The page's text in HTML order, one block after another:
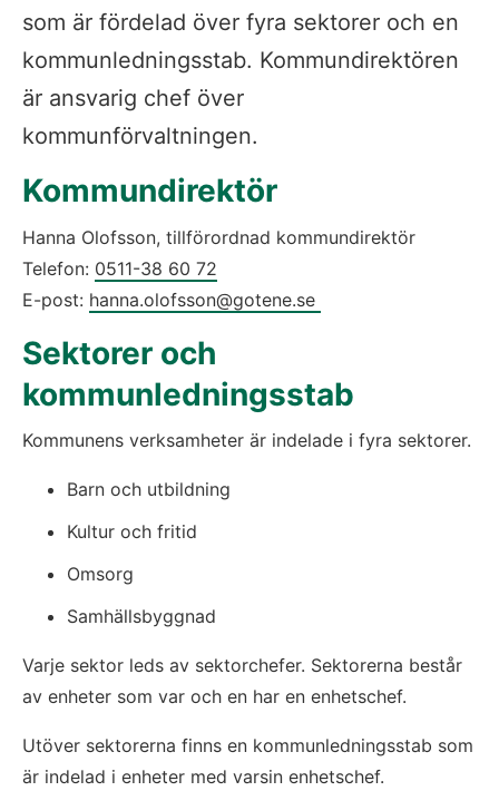
som är fördelad över fyra sektorer och en
kommunledningsstab. Kommundirektören
är ansvarig chef över
kommunförvaltningen.
Kommundirektör
Hanna Olofsson, tillförordnad kommundirektör
Telefon: 0511-38 60 72
E-post: hanna.olofsson@gotene.se
Sektorer och
kommunledningsstab
Kommunens verksamheter är indelade i fyra sektorer.
Barn och utbildning
Kultur och fritid
Omsorg
Samhällsbyggnad
Varje sektor leds av sektorchefer. Sektorerna består
av enheter som var och en har en enhetschef.
Utöver sektorerna finns en kommunledningsstab som
är indelad i enheter med varsin enhetschef.